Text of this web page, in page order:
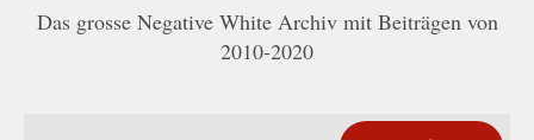
Das grosse Negative White Archiv mit Beiträgen von
2010-2020